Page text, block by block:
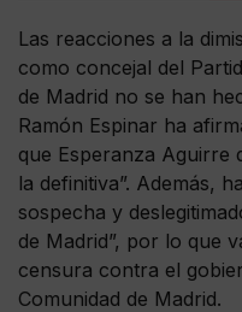
Las reacciones a la
como concejal del
de Madrid no se han
Ramón Espinar ha
que Esperanza Aguirre
la definitiva”. Además,
sospecha y
de Madrid”, por lo que
censura contra el
Comunidad de Madrid.